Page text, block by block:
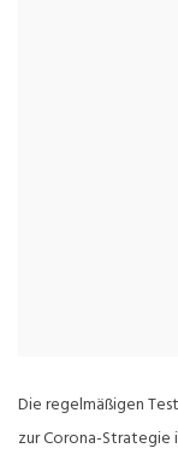
Die regelmäßigen
zur Corona-Strategie